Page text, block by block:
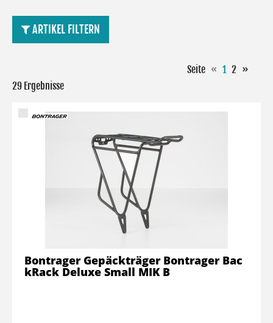
ARTIKEL FILTERN
Seite « 1 2 »
29 Ergebnisse
Bontrager Gepäckträger Bontrager Bac
kRack Deluxe Small MIK B